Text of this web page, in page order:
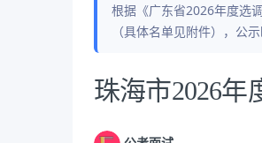
根据《广东省2026年度选
（具体名单见附件），公
公告正文
珠海市2026年